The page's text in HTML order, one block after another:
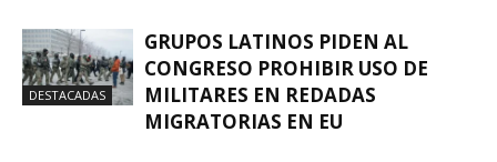
DESTACADAS
GRUPOS LATINOS PIDEN AL
CONGRESO PROHIBIR USO DE
MILITARES EN REDADAS
MIGRATORIAS EN EU